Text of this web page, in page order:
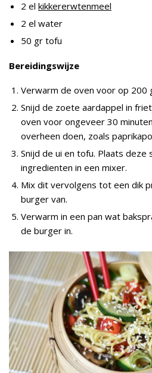
2 el kikkererwtenmeel
2 el water
50 gr tofu
Bereidingswijze
Verwarm de oven voor op 200
Snijd de zoete aardappel in
oven voor ongeveer 30
overheen doen, zoals
Snijd de ui en tofu. Plaats
ingredienten in een mixer.
Mix dit vervolgens tot een dik
burger van.
Verwarm in een pan wat
de burger in.